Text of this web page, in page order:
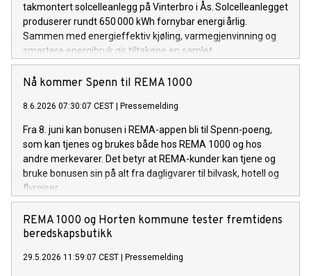
takmontert solcelleanlegg på Vinterbro i Ås. Solcelleanlegget
produserer rundt 650 000 kWh fornybar energi årlig.
Sammen med energieffektiv kjøling, varmegjenvinning og
smartere energibruk gir tiltakene en samlet
energiforbedring på om lag 1,5 millioner kWh i året.
Nå kommer Spenn til REMA 1000
8.6.2026 07:30:07 CEST | Pressemelding
Fra 8. juni kan bonusen i REMA-appen bli til Spenn-poeng,
som kan tjenes og brukes både hos REMA 1000 og hos
andre merkevarer. Det betyr at REMA-kunder kan tjene og
bruke bonusen sin på alt fra dagligvarer til bilvask, hotell og
flyreiser.
REMA 1000 og Horten kommune tester fremtidens
beredskapsbutikk
29.5.2026 11:59:07 CEST | Pressemelding